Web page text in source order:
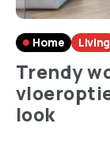
Home Living
Trendy
look